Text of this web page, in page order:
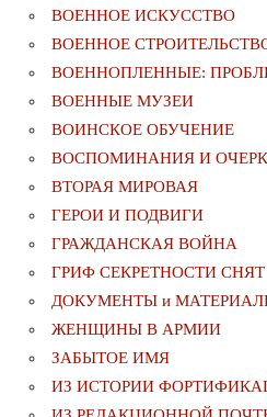
ВОЕННОЕ ИСКУССТВО
ВОЕННОЕ
ВОЕННОПЛЕННЫЕ:
ВОЕННЫЕ МУЗЕИ
ВОИНСКОЕ ОБУЧЕНИЕ
ВОСПОМИНАНИЯ И
ВТОРАЯ МИРОВАЯ
ГЕРОИ И ПОДВИГИ
ГРАЖДАНСКАЯ ВОЙНА
ГРИФ СЕКРЕТНОСТИ СНЯТ
ДОКУМЕНТЫ и
ЖЕНЩИНЫ В АРМИИ
ЗАБЫТОЕ ИМЯ
ИЗ ИСТОРИИ